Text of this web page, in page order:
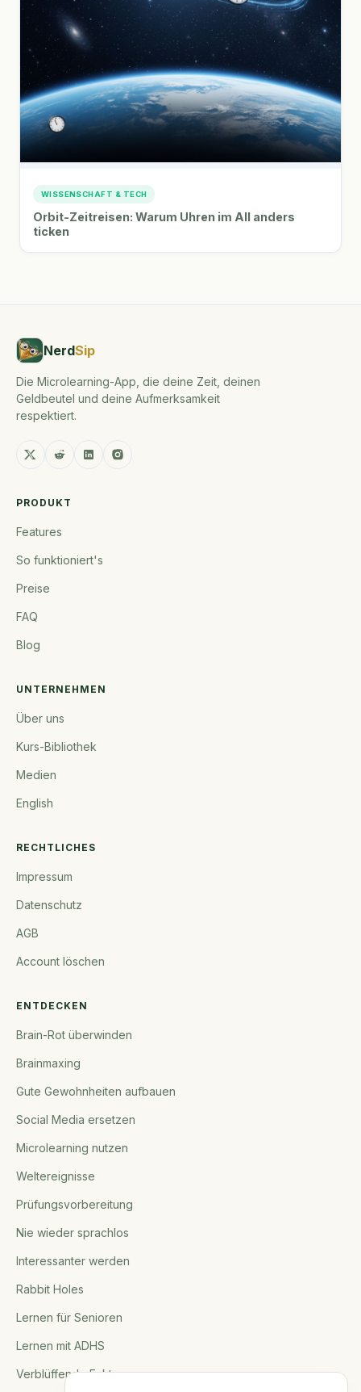
WISSENSCHAFT & TECH
Orbit-Zeitreisen: Warum Uhren im All anders
ticken
NerdSip
Die Microlearning-App, die deine Zeit, deinen
Geldbeutel und deine Aufmerksamkeit
respektiert.
PRODUKT
Features
So funktioniert's
Preise
FAQ
Blog
UNTERNEHMEN
Über uns
Kurs-Bibliothek
Medien
English
RECHTLICHES
Impressum
Datenschutz
AGB
Account löschen
ENTDECKEN
Brain-Rot überwinden
Brainmaxing
Gute Gewohnheiten aufbauen
Social Media ersetzen
Microlearning nutzen
Weltereignisse
Prüfungsvorbereitung
Nie wieder sprachlos
Interessanter werden
Rabbit Holes
Lernen für Senioren
Lernen mit ADHS
Verblüffende Fakten